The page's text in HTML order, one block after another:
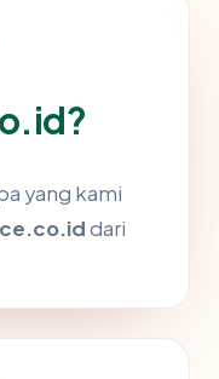
yang kami
dari